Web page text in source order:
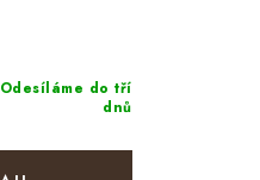
Odesíláme do tří
dnů